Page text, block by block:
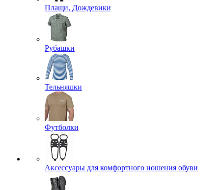
Плащи, Дождевики
Рубашки
Тельняшки
Футболки
Аксессуары для комфортного ношения обуви